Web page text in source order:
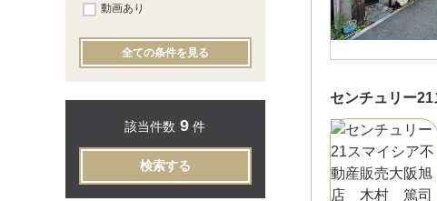
センチュリー
動画あり
全ての条件を見る
該当件数 9 件
検索する